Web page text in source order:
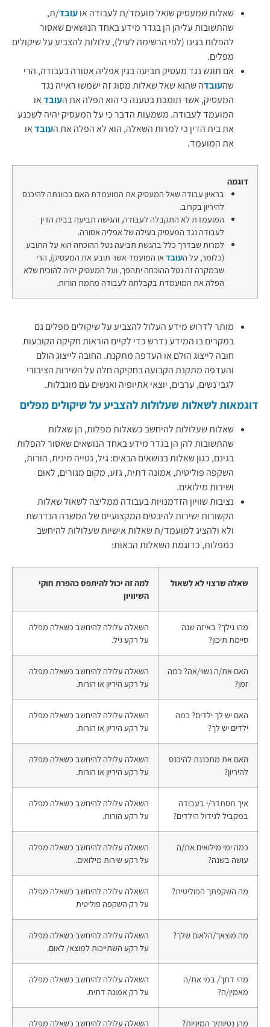
שאלות שמעסיק שואל מועמד/ת לעבודה אועובד/ת,
שהתשובות עליהן הן בגדר מידע באחד הנושאים שאסור
להפלות בגינו (לפי הרשימה לעיל), עלולות להצביע על שיקולים
מפלים.
אם תוגש נגד מעסיק תביעה בגין אפליה אסורה בעבודה, הרי
שהעובדה שהוא שאל שאלות מסוג זה ישמשו ראייה נגד
המעסיק, אשר תומכת בטענה כי הוא הפלה את העובדאו
המועמד לעבודה. משמעות הדבר כי על המעסיק יהיה לשכנע
את בית הדין כי למרות השאלה, הוא לא הפלה את העובדאו
את המועמד.
דוגמה
בראיון עבודה שאל המעסיק את המועמדת האם בכוונתה להיכנס
להיריון בקרוב.
המועמדת לא התקבלה לעבודה, והגישה תביעה בבית הדין
לעבודה נגד המעסיק בעילה של אפליה אסורה.
למרות שבדרך כלל בהגשת תביעה נטל ההוכחה הוא על התובע
(כלומר, על ה עובדאו המועמד אשר תובע את המעסיק), הרי
שבמקרה זה נטל ההוכחה יתהפך, ועל המעסיק יהיה להוכיח שלא
הפלה את המועמדת בקבלתה לעבודה מחמת הורות.
מותר לדרוש מידע העלול להצביע על שיקולים מפלים גם
במקרים בו המידע נדרש כדי לקיים הוראות חקיקה הקובעות
חובה לייצוג הולם או העדפה מתקנת. החובה לייצוג הולם
והעדפה מתקנת הקבועה בחקיקה חלה על השירות הציבורי
לגבי נשים, ערבים, יוצאי אתיופיה ואנשים עם מוגבלות.
דוגמאות לשאלות שעלולות להצביע על שיקולים מפלים
שאלות שעלולות להיחשב כשאלות מפלות, הן שאלות
שהתשובות להן הן בגדר מידע באחד הנושאים שאסור להפלות
בגינם, כגון שאלות בנושאים הבאים: גיל, נטייה מינית, הורות,
השקפה פוליטית, אמונה דתית, גזע, מקום מגורים, לאום
ושירות מילואים.
נציבות שוויון הזדמנויות בעבודה ממליצה לשאול שאלות
הקשורות ישירות להיבטים המקצועיים של המשרה הנדרשת
ולא ולהציג למועמד/ת שאלות אישיות שעלולות להיחשב
כמפלות, כדוגמת השאלות הבאות:
שאלה שרצוי לא לשאול
למה זה יכול להיתפס כהפרת חוקי
השיוויון
מהו גילך? באיזה שנה
סיימת תיכון?
השאלה עלולה להיחשב כשאלה מפלה
על רקע גיל.
האם את/ה נשוי/אה? כמה
זמן?
השאלה עלולה להיחשב כשאלה מפלה
על רקע היריון או הורות.
האם יש לך ילדים? כמה
ילדים יש לך?
השאלה עלולה להיחשב כשאלה מפלה
על רקע היריון או הורות.
האם את מתכננת להיכנס
להיריון?
השאלה עלולה להיחשב כשאלה מפלה
על רקע היריון או הורות.
איך תסתדר/י בעבודה
במקביל לגידול הילדים?
השאלה עלולה להיחשב כשאלה מפלה
על רקע הורות.
כמה ימי מילואים את/ה
עושה בשנה?
השאלה עלולה להיחשב כשאלה מפלה
על רקע שירות מילואים.
מה השקפתך הפוליטית?
השאלה עלולה להיחשב כשאלה מפלה
על רק השקפה פוליטית
מה מוצאך/הלאום שלך?
השאלה עלולה להיחשב כשאלה מפלה
על רקע השתייכות למוצא/ לאום.
מהי דתך/ במי את/ה
מאמין/ה?
השאלה עלולה להיחשב כשאלה מפלה
על רק אמונה דתית.
מהן נטיותיך המיניות? השאלה עלולה להיחשב כשאלה מפלה